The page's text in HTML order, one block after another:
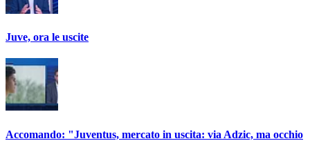
Juve, ora le uscite
Accomando: "Juventus, mercato in uscita: via Adzic, ma occhio